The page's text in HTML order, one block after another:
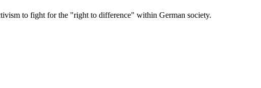
to fight for the "right to difference" within German society.